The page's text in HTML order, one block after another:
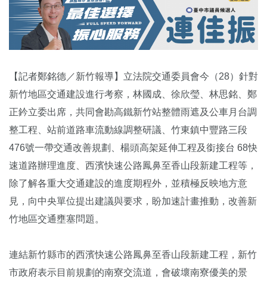
【記者鄭銘德／新竹報導】立法院交通委員會今（28）針對
新竹地區交通建設進行考察，林國成、徐欣瑩、林思銘、鄭
正鈐立委出席，共同會勘高鐵新竹站整體雨遮及公車月台調
整工程、站前道路車流動線調整研議、竹東鎮中豐路三段
476號一帶交通改善規劃、楊頭高架延伸工程及銜接台 68快
速道路辦理進度、西濱快速公路鳳鼻至香山段新建工程等，
除了解各重大交通建設的進度期程外，並積極反映地方意
見，向中央單位提出建議與要求，盼加速計畫推動，改善新
竹地區交通壅塞問題。
連結新竹縣市的西濱快速公路鳳鼻至香山段新建工程，新竹
市政府表示目前規劃的南寮交流道，會破壞南寮優美的景